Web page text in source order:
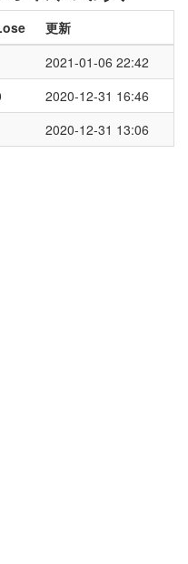
更新
2021-01-06 22:42
2020-12-31 16:46
2020-12-31 13:06